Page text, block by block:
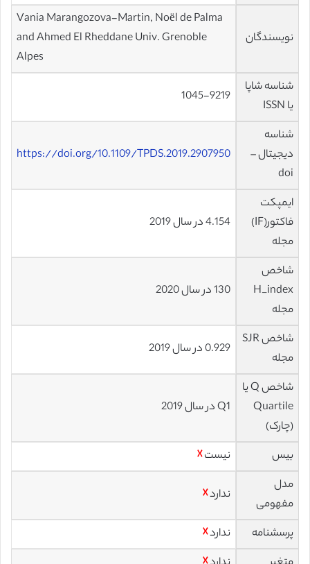
نویسندگان
Vania Marangozova-Martin, Noël de Palma
and Ahmed El Rheddane Univ. Grenoble
Alpes
شناسه شاپا
یا ISSN
1045-9219
شناسه
دیجیتال –
doi
https://doi.org/10.1109/TPDS.2019.2907950
ایمپکت
فاکتور(IF)
مجله
4.154 در سال 2019
شاخص
H_index
مجله
130 در سال 2020
شاخص SJR
مجله
0.929 در سال 2019
شاخص Q یا
Quartile
(چارک)
Q1 در سال 2019
بیس نیست☓
مدل
مفهومی
ندارد☓
پرسشنامه ندارد☓